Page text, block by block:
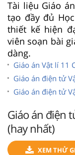
Tài liệu Giáo
tạo đầy đủ
thiết kế hiện
viên soạn bài
dàng.
Giáo án Vật lí 11
Giáo án điện tử
Giáo án điện tử
Giáo án điện
(hay nhất)
XEM THỬ